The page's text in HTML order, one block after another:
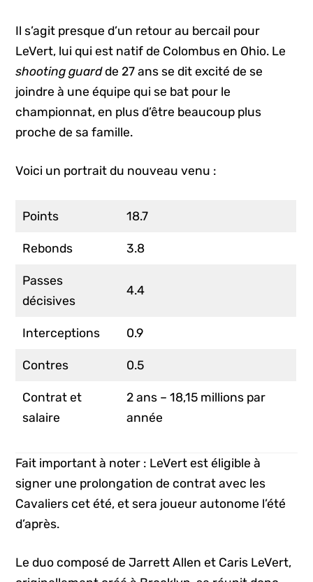
Il s’agit presque d’un retour au bercail pour
LeVert, lui qui est natif de Colombus en Ohio. Le
shooting guardde 27 ans se dit excité de se
joindre à une équipe qui se bat pour le
championnat, en plus d’être beaucoup plus
proche de sa famille.
Voici un portrait du nouveau venu :
Points 18.7
Rebonds 3.8
Passes
décisives
4.4
Interceptions 0.9
Contres 0.5
Contrat et
salaire
2 ans – 18,15 millions par
année
Fait important à noter : LeVert est éligible à
signer une prolongation de contrat avec les
Cavaliers cet été, et sera joueur autonome l’été
d’après.
Le duo composé de Jarrett Allen et Caris LeVert,